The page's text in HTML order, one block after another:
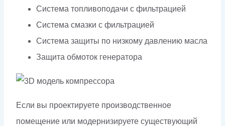
Система топливоподачи с фильтрацией
Система смазки с фильтрацией
Система защиты по низкому давлению масла
Защита обмоток генератора
Если вы проектируете производственное
помещение или модернизируете существующий